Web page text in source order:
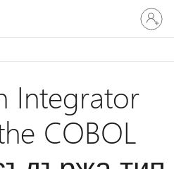
Влезте
във
вашия
Integrator
COBOL